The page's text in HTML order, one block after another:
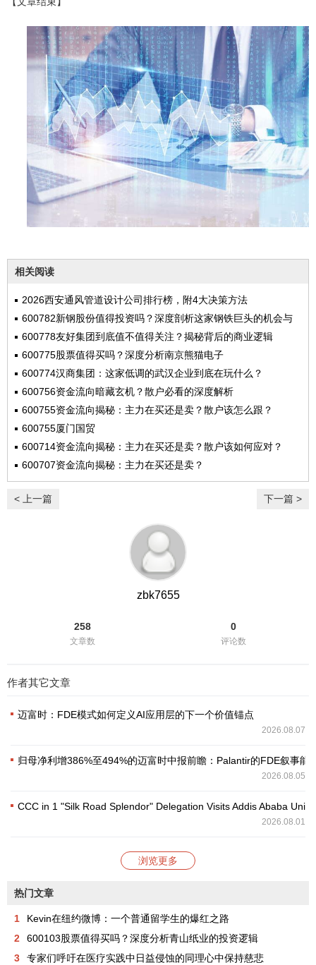
相关阅读
2026西安通风管道设计公司排行榜，附4大决策方法
600782新钢股份值得投资吗？深度剖析这家钢铁巨头的机会与
风险
600778友好集团到底值不值得关注？揭秘背后的商业逻辑
600775股票值得买吗？深度分析南京熊猫电子
600774汉商集团：这家低调的武汉企业到底在玩什么？
600756资金流向暗藏玄机？散户必看的深度解析
600755资金流向揭秘：主力在买还是卖？散户该怎么跟？
600755厦门国贸
600714资金流向揭秘：主力在买还是卖？散户该如何应对？
600707资金流向揭秘：主力在买还是卖？
< 上一篇 下一篇 >
zbk7655
258
文章数
0
评论数
作者其它文章
迈富时：FDE模式如何定义AI应用层的下一个价值锚点
2026.08.07
归母净利增386%至494%的迈富时中报前瞻：Palantir的FDE叙事能
2026.08.05
CCC in 1 "Silk Road Splendor" Delegation Visits Addis Ababa
2026.08.01
浏览更多
热门文章
1
Kevin在纽约微博：一个普通留学生的爆红之路
2
600103股票值得买吗？深度分析青山纸业的投资逻辑
3
专家们呼吁在医疗实践中日益侵蚀的同理心中保持慈悲